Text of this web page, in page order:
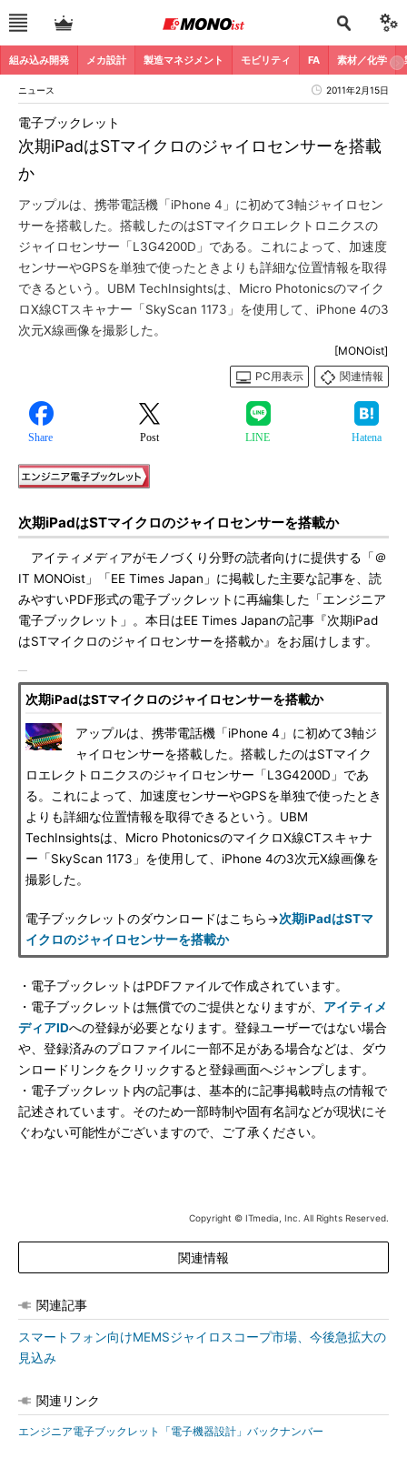
組み込み開発 メカ設計 製造マネジメント モビリティ FA 素材／化学
ニュース 2011年2月15日
次期iPadはSTマイクロのジャイロセンサーを搭載
か
電子ブックレット
アップルは、携帯電話機「iPhone 4」に初めて3軸ジャイロセン
サーを搭載した。搭載したのはSTマイクロエレクトロニクスの
ジャイロセンサー「L3G4200D」である。これによって、加速度
センサーやGPSを単独で使ったときよりも詳細な位置情報を取得
できるという。UBM TechInsightsは、Micro Photonicsのマイク
ロX線CTスキャナー「SkyScan 1173」を使用して、iPhone 4の3
次元X線画像を撮影した。
[MONOist]
PC用表示
関連情報
Share Post LINE Hatena
次期iPadはSTマイクロのジャイロセンサーを搭載か
アイティメディアがモノづくり分野の読者向けに提供する「＠
IT MONOist」「EE Times Japan」に掲載した主要な記事を、読
みやすいPDF形式の電子ブックレットに再編集した「エンジニア
電子ブックレット」。本日はEE Times Japanの記事『次期iPad
はSTマイクロのジャイロセンサーを搭載か』をお届けします。
次期iPadはSTマイクロのジャイロセンサーを搭載か
アップルは、携帯電話機「iPhone 4」に初めて3軸ジ
ャイロセンサーを搭載した。搭載したのはSTマイク
ロエレクトロニクスのジャイロセンサー「L3G4200D」であ
る。これによって、加速度センサーやGPSを単独で使ったとき
よりも詳細な位置情報を取得できるという。UBM
TechInsightsは、Micro PhotonicsのマイクロX線CTスキャナ
ー「SkyScan 1173」を使用して、iPhone 4の3次元X線画像を
撮影した。
電子ブックレットのダウンロードはこちら→次期iPadはSTマ
イクロのジャイロセンサーを搭載か
・電子ブックレットはPDFファイルで作成されています。
・電子ブックレットは無償でのご提供となりますが、 アイティメ
ディアIDへの登録が必要となります。登録ユーザーではない場合
や、登録済みのプロファイルに一部不足がある場合などは、ダウ
ンロードリンクをクリックすると登録画面へジャンプします。
・電子ブックレット内の記事は、基本的に記事掲載時点の情報で
記述されています。そのため一部時制や固有名詞などが現状にそ
ぐわない可能性がございますので、ご了承ください。
Copyright © ITmedia, Inc. All Rights Reserved.
関連情報
関連記事
スマートフォン向けMEMSジャイロスコープ市場、今後急拡大の
見込み
関連リンク
エンジニア電子ブックレット「電子機器設計」バックナンバー